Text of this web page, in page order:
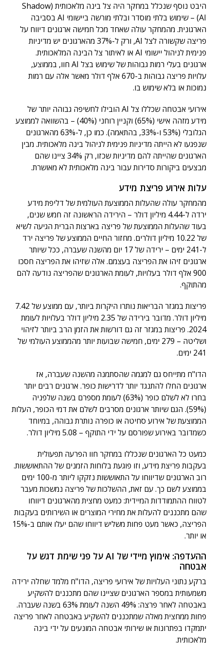
היבט נוסף שנכלל במחקר היה צל בינה מלאכותית (Shadow
AI) – שימוש בלתי מוסדר ובלתי מורשה ביישומי AI בסביבה
הארגונית. מהמחקר עולה שאחד מכל חמישה ארגונים דיווח על
פריצה שקשורה לצל AI, ורק ל-37% מהארגונים יש מדיניות
פנימית לניהול יישומי AI או לאיתור צל הבינה המלאכותית.
ארגונים בעלי רמות גבוהות של שימוש בצל AI חוו, בממוצע,
עלויות פריצה גבוהות ב-670 אלף דולר מאשר אלה עם רמות
נמוכות או בלא שימוש בו.
אירועי אבטחה שכללו צל AI הובילו לחשיפה גבוהה יותר של
מידע מזהה אישי (65%) וקניין רוחני (40%) – בהשוואה לממוצע
הגלובלי (53% ו-33%, בהתאמה). כמו כן, ל-63% מהארגונים
שנפגעו לא הייתה מדיניות פנימית לניהול בינה מלאכותית. מבין
הארגונים שהייתה להם מדיניות שכזו, רק 34% ציינו שהם
מבצעים ביקורות סדירות עבור בינה מלאכותית לא מאושרת.
עלות אירוע פריצת מידע
מהמחקר עולה שהעלות הממוצעת העולמית של דליפת מידע
ירדה ל-4.44 מיליון דולר – הירידה הראשונה זה חמש שנים,
בעוד שהעלות הממוצעת של פריצה בארצות הברית הגיעה לשיא
של 10.22 מיליון דולרים. מחזור החיים הממוצע של פריצה ירד
ל-241 ימים – ירידה של 17 יום מהשנה שעברה, ככל שיותר
ארגונים זיהו את הפריצה בעצמם. אלה שזיהו את הפריצה חסכו
900 אלף דולר בעלויות, לעומת הארגונים שהפריצה נודעה להם
מהתוקף.
פריצות במגזר הבריאות נותרו היקרות ביותר, עם ממוצע של 7.42
מיליון דולר. מדובר בירידה של 2.35 מיליון דולר בעלויות לעומת
2024. פריצות במגזר זה גם דורשות את הזמן הרב ביותר לזיהוי
ושליטה – 279 ימים, חמישה שבועות יותר מהממוצע העולמי של
241 ימים.
הדו"ח מתייחס גם למגמה שהסתמנה מהשנה שעברה, אז
ארגונים החלו להתנגד יותר לדרישות כופר. ארגונים רבים יותר
בחרו לא לשלם כופר (63%) לעומת מספרם בשנה שלפניה
(59%). הגם שיותר ארגונים מסרבים לשלם את דמי הכופר, העלות
הממוצעת של אירוע סחיטה או כופרה נותרת גבוהה, במיוחד
כשמדובר באירוע שפורסם על ידי התוקף – 5.08 מיליון דולר.
כמעט כל הארגונים שנכללו במחקר חוו הפרעה תפעולית
בעקבות פריצת מידע, וזו פוגעת בלוחות הזמנים של ההתאוששות.
רוב הארגונים שדיווחו על התאוששות נזקקו ליותר מ-100 ימים
בממוצע לשם כך. עם זאת, ההשלכות של פריצה נמשכות מעבר
לטווח ההתמודדות המיידית: כמעט מחצית מהארגונים דיווחו
שהם מתכננים להעלות את מחירי המוצרים או השירותים בעקבות
הפריצה, כאשר מעט פחות משליש דיווחו שהם יעלו אותם ב-15%
או יותר.
ההעדפה: אימוץ מיידי של AI על פני שימת דגש על
אבטחה
ברקע נתוני העלויות של אירועי פריצה, הדו"ח מלמד שחלה ירידה
משמעותית במספר הארגונים שציינו שהם מתכננים להשקיע
באבטחה לאחר פרצה: 49% השנה לעומת 63% בשנה שעברה.
פחות ממחצית מאלה שמתכננים להשקיע באבטחה לאחר פריצה
יתמקדו בפתרונות או שירותי אבטחה המונעים על ידי בינה
מלאכותית.